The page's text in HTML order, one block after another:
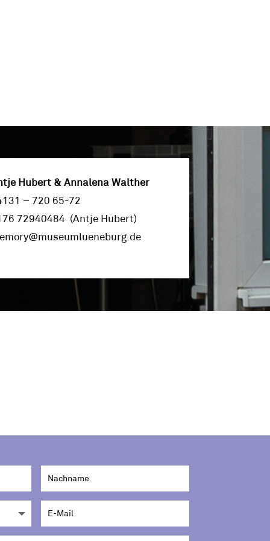
Hubert & Annalena Walther
– 720 65-72
72940484 (Antje Hubert)